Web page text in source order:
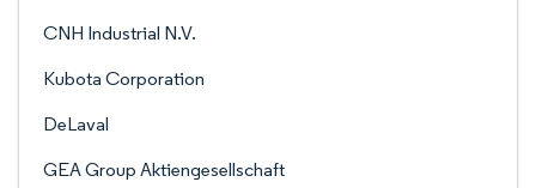
CNH Industrial N.V.
Kubota Corporation
DeLaval
GEA Group Aktiengesellschaft